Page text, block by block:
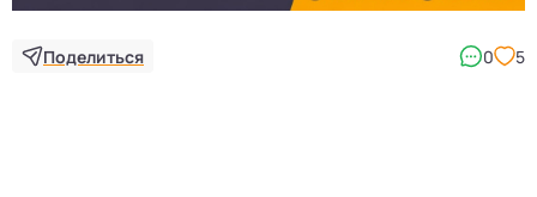
Поделиться 0 5